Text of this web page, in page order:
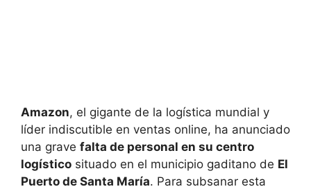
Amazon, el gigante de la logística mundial y
líder indiscutible en ventas online, ha anunciado
una grave falta de personal en su centro
logístico situado en el municipio gaditano de El
Puerto de Santa María. Para subsanar esta